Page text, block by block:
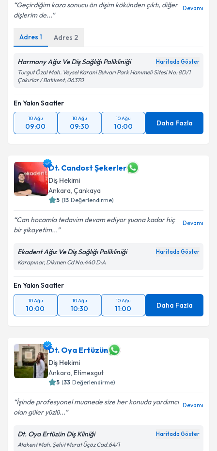
Geçirdiğim kaza sonucu ön dişim kökünden çıktı, diğer
dişlerim de...
Devamı
Adres 1 Adres 2
Harmony Ağız Ve Diş Sağlığı Polikliniği Haritada Göster
Turgut Özal Mah. Veysel Karani Bulvarı Park Hanımeli Sitesi No: 8D/1
Çakırlar / Batıkent, 06370
En Yakın Saatler
10 Ağu
09:00
10 Ağu
09:30
10 Ağu
10:00 Daha Fazla
Dt. Candost Şekerler
Diş Hekimi
Ankara, Çankaya
5 (13 Değerlendirme)
Can hocamla tedavim devam ediyor şuana kadar hiç
bir şikayetim...
Devamı
Ekadent Ağız Ve Diş Sağlığı Polikliniği Haritada Göster
Karapınar, Dikmen Cd No:440 D:A
En Yakın Saatler
10 Ağu
10:00
10 Ağu
10:30
10 Ağu
11:00 Daha Fazla
Dt. Oya Ertüzün
Diş Hekimi
Ankara, Etimesgut
5 (33 Değerlendirme)
İşinde profesyonel muanede size her konuda yardımcı
olan güler yüzlü...
Devamı
Dt. Oya Ertüzün Diş Kliniği Haritada Göster
Atakent Mah. Şehit Murat Üçöz Cad.64/1